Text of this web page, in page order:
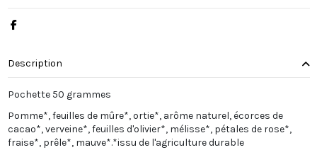
Description
Pochette 50 grammes
Pomme*, feuilles de mûre*, ortie*, arôme naturel, écorces de
cacao*, verveine*, feuilles d'olivier*, mélisse*, pétales de rose*,
fraise*, prêle*, mauve*.*issu de l'agriculture durable